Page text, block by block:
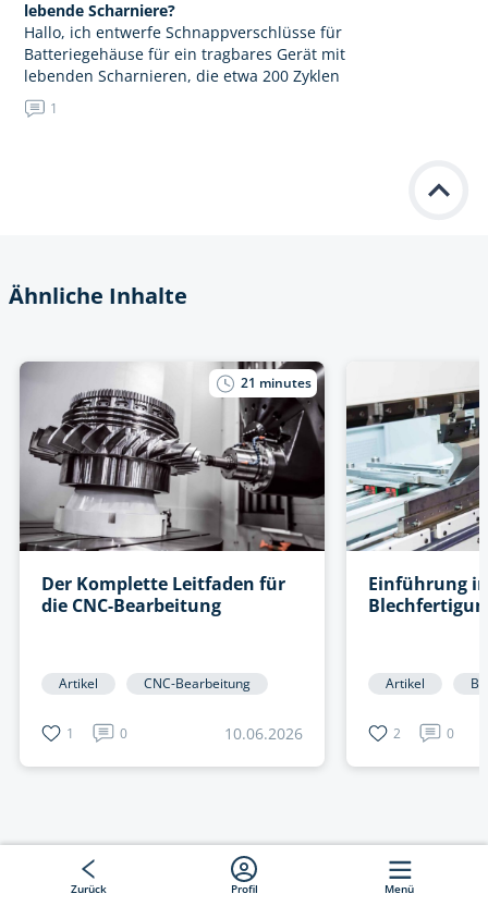
Zurück Profil Menü
lebende Scharniere?
Hallo, ich entwerfe Schnappverschlüsse für
Batteriegehäuse für ein tragbares Gerät mit
lebenden Scharnieren, die etwa 200 Zyklen
ohne Risse überstehen müssen. Meine
ungefüllten Nylon-Drucke reißen manchmal
1
Ähnliche Inhalte
21 minutes
Der Komplette Leitfaden für
die CNC-Bearbeitung
Artikel CNC-Bearbeitung
1 0 10.06.2026
Einführung
Artikel
2 0